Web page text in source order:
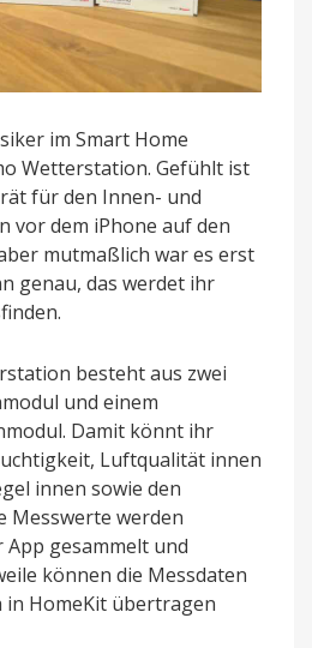
im Smart Home
Wetterstation. Gefühlt ist
für den Innen- und
vor dem iPhone auf den
mutmaßlich war es erst
genau, das werdet ihr
besteht aus zwei
und einem
Damit könnt ihr
Luftqualität innen
innen sowie den
Messwerte werden
gesammelt und
können die Messdaten
in HomeKit übertragen